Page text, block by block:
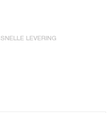
SNELLE LEVERING